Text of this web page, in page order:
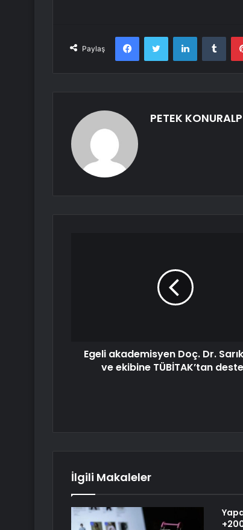
Paylaş
FacebookTwitter LinkedIn
PETEK KONURALP
Egeli akademisyen Doç. Dr.
ve ekibine TÜBİTAK’tan
İlgili Makaleler